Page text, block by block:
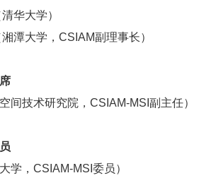
华大学）
潭大学，CSIAM副理事长）
间技术研究院，CSIAM-MSI副主任）
学，CSIAM-MSI委员）